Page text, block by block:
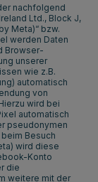
nachfolgend
Ltd., Block J,
Meta)“ bzw.
werden Daten
Browser-
unserer
wie z.B.
automatisch
von
wird bei
automatisch
pseudonymen
Besuch
wird diese
Konto
die
weitere mit der